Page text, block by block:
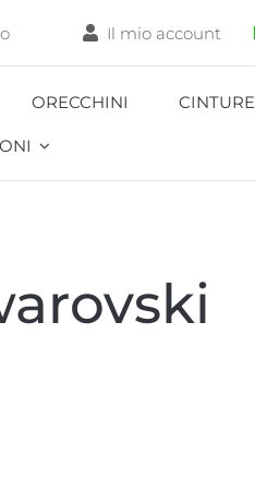
Il mio account
ORECCHINI CINTURE